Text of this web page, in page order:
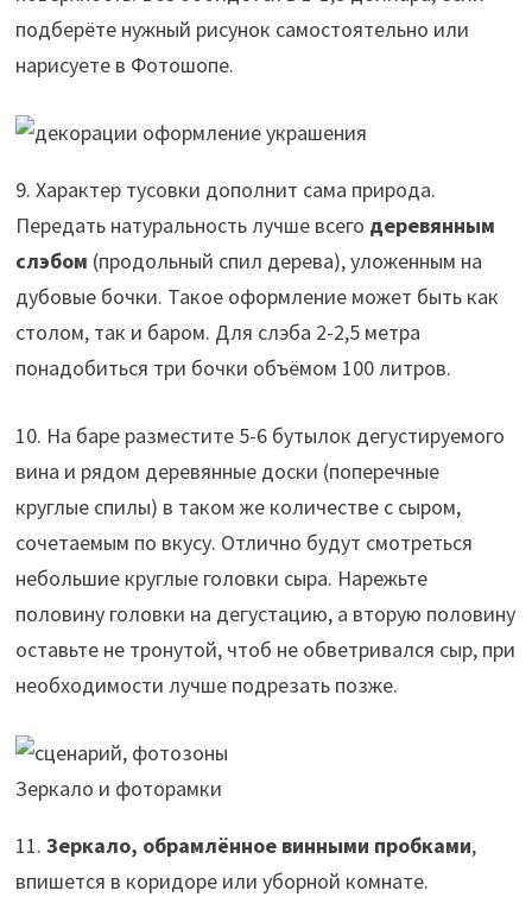
подберёте нужный рисунок самостоятельно или
нарисуете в Фотошопе.
9. Характер тусовки дополнит сама природа.
Передать натуральность лучше всего деревянным
слэбом (продольный спил дерева), уложенным на
дубовые бочки. Такое оформление может быть как
столом, так и баром. Для слэба 2-2,5 метра
понадобиться три бочки объёмом 100 литров.
10. На баре разместите 5-6 бутылок дегустируемого
вина и рядом деревянные доски (поперечные
круглые спилы) в таком же количестве с сыром,
сочетаемым по вкусу. Отлично будут смотреться
небольшие круглые головки сыра. Нарежьте
половину головки на дегустацию, а вторую половину
оставьте не тронутой, чтоб не обветривался сыр, при
необходимости лучше подрезать позже.
Зеркало и фоторамки
11. Зеркало, обрамлённое винными пробками,
впишется в коридоре или уборной комнате.